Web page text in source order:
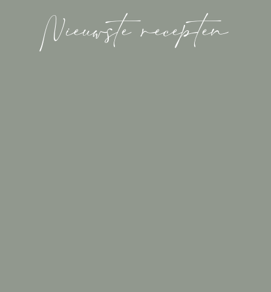
Nieuwste recepten